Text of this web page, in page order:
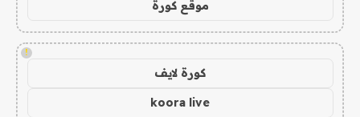
موقع كورة
!
كورة لايف
koora live